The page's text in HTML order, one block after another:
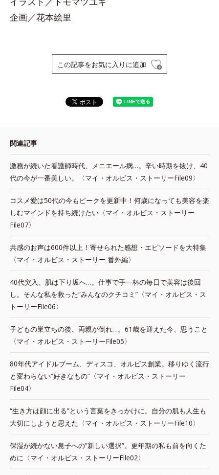
企画／花本絵里
この記事をお気に入りに追加
関連記事
激務が続いた看護師時代、メニエール病…。辛い時期を抜け、40
代の今が一番美しい。〈マイ・オルビス・ストーリーFile09〉
コスメ愛は50代の今もピークを更新中！何歳になっても美容を楽
しむマインドを持ち続けたい〈マイ・オルビス・ストーリー
File07〉
共感のお声は600件以上！寄せられた感想・エピソードを大特集
〈マイ・オルビス・ストーリー 番外編〉
40代突入、肌は下り坂へ…。仕事で手一杯の毎日で美容は後回
し。そんな私を救った“みんなのクチコミ”〈マイ・オルビス・ス
トーリーFile06〉
子どもの巣立ちの後、両親が倒れ…。61歳を迎えた今、思うこと
〈マイ・オルビス・ストーリーFile05〉
80年代アイドルブーム、ディスコ、オルビス創業。移りゆく流行
と変わらない“好きなもの”〈マイ・オルビス・ストーリー
File04〉
“生き方は顔に出る”という言葉をきっかけに。自分の肌も人生も
大切にしようと思えた〈マイ・オルビス・ストーリーFile10〉
保湿が続かない息子への”新しい選択”。更年期の私も前を向くた
めに〈マイ・オルビス・ストーリーFile02〉